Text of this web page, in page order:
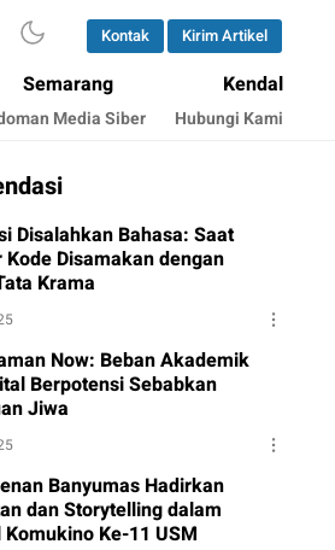
Kontak Kirim Artikel
Semarang Kendal
Media Siber Hubungi Kami
Disalahkan Bahasa: Saat
Kode Disamakan dengan
Krama
Now: Beban Akademik
Berpotensi Sebabkan
Jiwa
Banyumas Hadirkan
dan Storytelling dalam
Komukino Ke-11 USM